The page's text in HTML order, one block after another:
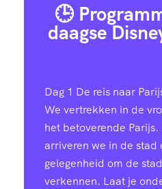
🕒
daagse
Dag 1 De reis naar
We vertrekken in de
het betoverende
arriveren we in de stad
gelegenheid om de
verkennen. Laat je